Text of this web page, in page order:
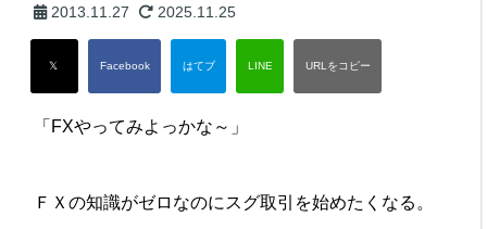
2013.11.27 2025.11.25
「FXやってみよっかな～」
ＦＸの知識がゼロなのにスグ取引を始めたくなる。